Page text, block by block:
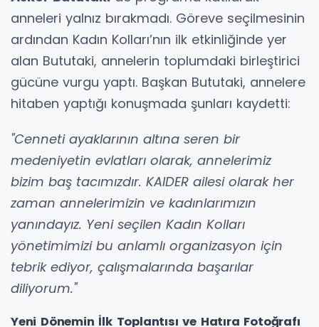
anneleri yalnız bırakmadı. Göreve seçilmesinin
ardından Kadın Kolları’nın ilk etkinliğinde yer
alan Bututaki, annelerin toplumdaki birleştirici
gücüne vurgu yaptı. Başkan Bututaki, annelere
hitaben yaptığı konuşmada şunları kaydetti:
"Cenneti ayaklarının altına seren bir
medeniyetin evlatları olarak, annelerimiz
bizim baş tacımızdır. KAIDER ailesi olarak her
zaman annelerimizin ve kadınlarımızın
yanındayız. Yeni seçilen Kadın Kolları
yönetimimizi bu anlamlı organizasyon için
tebrik ediyor, çalışmalarında başarılar
diliyorum."
Yeni Dönemin İlk Toplantısı ve Hatıra Fotoğrafı